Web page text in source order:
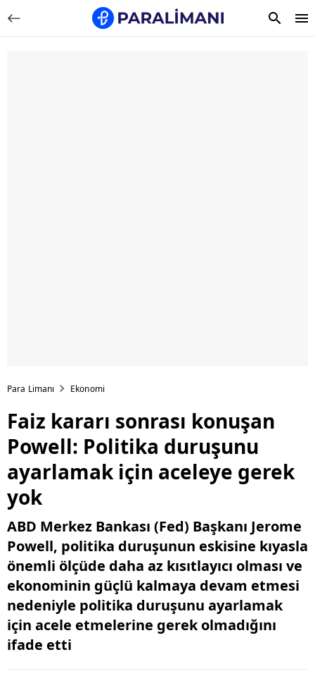
Para Limanı Ekonomi
Faiz kararı sonrası konuşan
Powell: Politika duruşunu
ayarlamak için aceleye gerek
yok
ABD Merkez Bankası (Fed) Başkanı Jerome
Powell, politika duruşunun eskisine kıyasla
önemli ölçüde daha az kısıtlayıcı olması ve
ekonominin güçlü kalmaya devam etmesi
nedeniyle politika duruşunu ayarlamak
için acele etmelerine gerek olmadığını
ifade etti